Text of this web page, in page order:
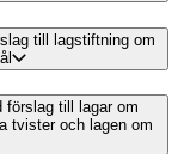
till lagstiftning om
förslag till lagar om
tvister och lagen om